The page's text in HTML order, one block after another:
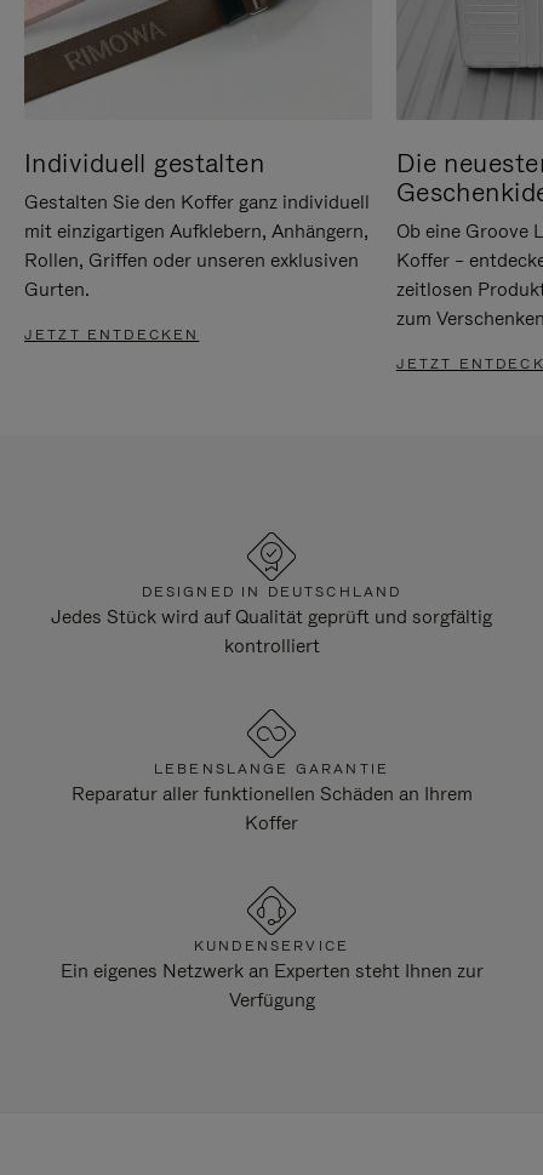
Individuell gestalten
Gestalten Sie den Koffer ganz individuell
mit einzigartigen Aufklebern, Anhängern,
Rollen, Griffen oder unseren exklusiven
Gurten.
JETZT ENTDECKEN
Die
Ob eine Groove
Koffer –
zeitlosen
zum
JETZT
DESIGNED IN DEUTSCHLAND
Jedes Stück wird auf Qualität geprüft und sorgfältig
kontrolliert
LEBENSLANGE GARANTIE
Reparatur aller funktionellen Schäden an Ihrem
Koffer
KUNDENSERVICE
Ein eigenes Netzwerk an Experten steht Ihnen zur
Verfügung